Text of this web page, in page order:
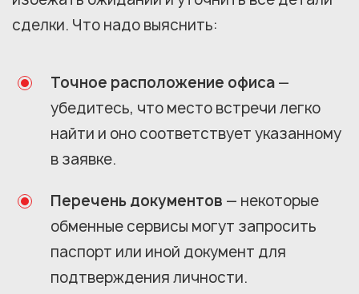
сделки. Что надо выяснить:
Точное расположение офиса —
убедитесь, что место встречи легко
найти и оно соответствует указанному
в заявке.
Перечень документов — некоторые
обменные сервисы могут запросить
паспорт или иной документ для
подтверждения личности.